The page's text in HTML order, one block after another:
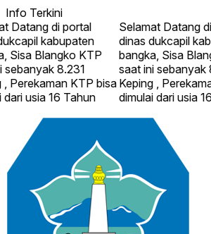
Info Terkini
di portal
kabupaten
Blangko KTP
8.231
KTP bisa
usia 16 Tahun
Selamat Datang di
dinas dukcapil
bangka, Sisa
saat ini sebanyak
Keping ,
dimulai dari usia 16